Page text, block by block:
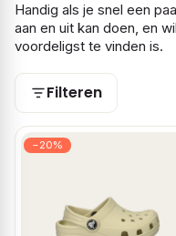
Handig als je snel een
aan en uit kan doen, en
voordeligst te vinden is.
Filteren
−20%